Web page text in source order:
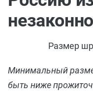
Размер
Минимальный
быть ниже